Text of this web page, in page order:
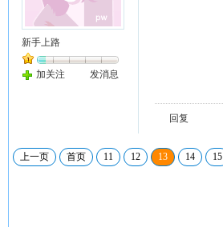
新手上路
加关注 发消息
回复
上一页 首页 11 12 13 14 15